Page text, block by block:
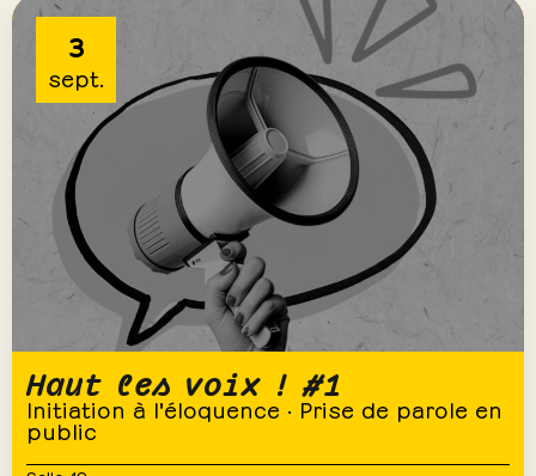
3
sept.
Haut les voix ! #1
Initiation à l'éloquence · Prise de parole en
public